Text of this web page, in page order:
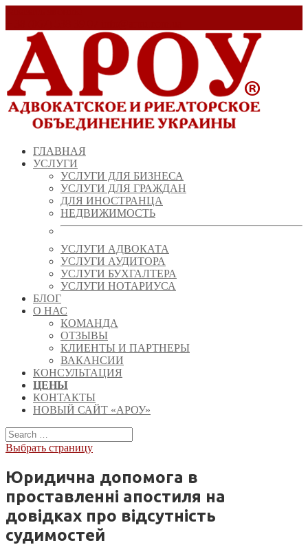
ГЛАВНАЯ
УСЛУГИ
УСЛУГИ ДЛЯ БИЗНЕСА
УСЛУГИ ДЛЯ ГРАЖДАН
ДЛЯ ИНОСТРАНЦА
НЕДВИЖИМОСТЬ
УСЛУГИ АДВОКАТА
УСЛУГИ АУДИТОРА
УСЛУГИ БУХГАЛТЕРА
УСЛУГИ НОТАРИУСА
БЛОГ
О НАС
КОМАНДА
ОТЗЫВЫ
КЛИЕНТЫ И ПАРТНЕРЫ
ВАКАНСИИ
КОНСУЛЬТАЦИЯ
ЦЕНЫ
КОНТАКТЫ
НОВЫЙ САЙТ «АРОУ»
Выбрать страницу
Юридична допомога в
проставленні апостиля на
довідках про відсутність
судимостей